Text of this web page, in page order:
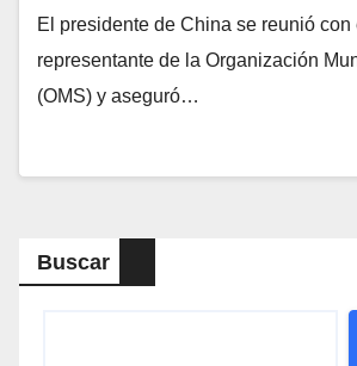
El presidente de China se reunió con
representante de la Organización
(OMS) y aseguró…
Buscar